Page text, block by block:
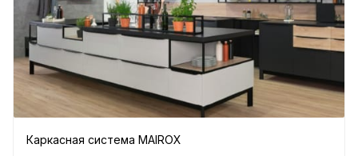
Каркасная система MAIROX